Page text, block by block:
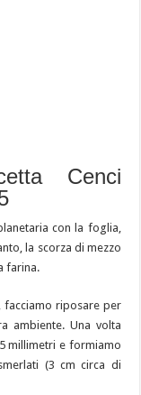
Cenci
con la foglia,
la scorza di mezzo
farina.
facciamo riposare per
ambiente. Una volta
millimetri e formiamo
(3 cm circa di